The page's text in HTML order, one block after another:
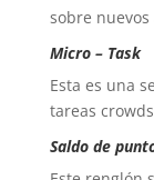
sobre
Micro – Task
Esta es una
tareas
Saldo de